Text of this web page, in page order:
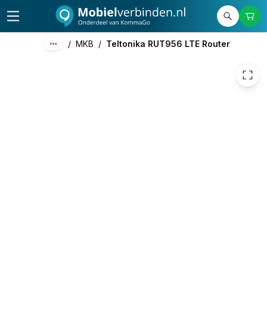
/ MKB / Teltonika RUT956 LTE Router
219,01 excl. btw
265,00 incl. btw